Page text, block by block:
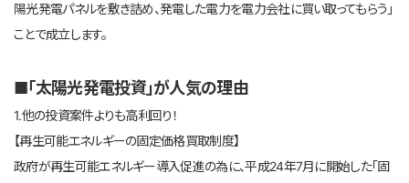
陽光発電パネルを敷き詰め、発電した電力を電力会社に買い取ってもらう」
ことで成立します。
■「太陽光発電投資」が人気の理由
1.他の投資案件よりも高利回り！
【再生可能エネルギーの固定価格買取制度】
政府が再生可能エネルギー導入促進の為に、平成24年7月に開始した「固